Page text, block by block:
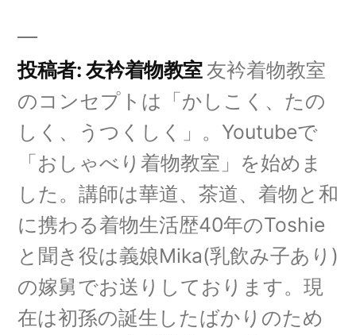
投稿者: 友衿着物教室友衿着物教室
のコンセプトは「かしこく、たの
しく、うつくしく」。Youtubeで
「おしゃべり着物教室」を始めま
した。講師は華道、茶道、着物と和
に携わる着物生活歴40年のToshie
と聞き役は義娘Mika(乳飲み子あり)
の嫁舅でお送りしております。現
在は初孫の誕生したばかりのため